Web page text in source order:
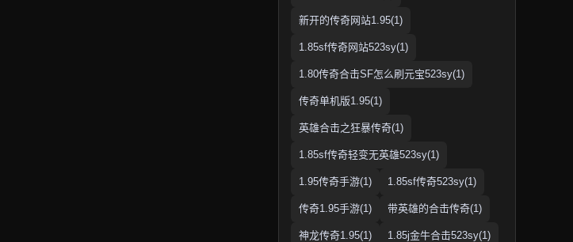
新开的传奇网站1.95(1)
1.85sf传奇网站523sy(1)
1.80传奇合击SF怎么刷元宝523sy(1)
传奇单机版1.95(1)
英雄合击之狂暴传奇(1)
1.85sf传奇轻变无英雄523sy(1)
1.95传奇手游(1) 1.85sf传奇523sy(1)
传奇1.95手游(1) 带英雄的合击传奇(1)
神龙传奇1.95(1) 1.85j金牛合击523sy(1)